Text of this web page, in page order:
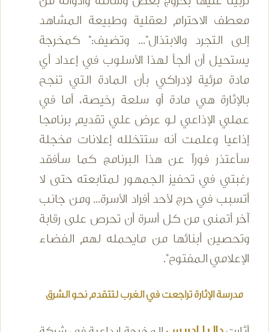
معطف الاحترام لعقلية وطبيعة المشاهد
إلى التجرد والابتذال"... وتضيف:" كمخرجة
يستحيل أن ألجأ لهذا الأسلوب في إعداد أي
مادة مرئية لإدراكي بأن المادة التي تنجح
بالإثارة هي مادة أو سلعة رخيصة، أما في
عملي الإذاعي لو عرض علي تقديم برنامجا
إذاعيا وعلمت أنه ستتخلله إعلانات مخجلة
سأعتذر فوراً عن هذا البرنامج كما سأفقد
رغبتي في تحفيز الجمهور لمتابعته حتى لا
أتسبب في حرج لأحد أفراد الأسرة... ومن جانب
آخر أتمنى من كل أسرة أن تحرص على رقابة
وتحصين أبنائها من مايحمله لهم الفضاء
الإعلامي المفتوح".
مدرسة الإثارة تراجعت في الغرب لتتقدم نحو الشرق